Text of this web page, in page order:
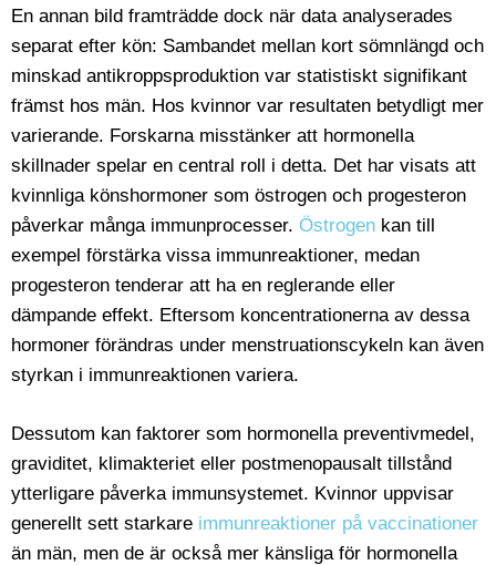
En annan bild framträdde dock när data analyserades
separat efter kön: Sambandet mellan kort sömnlängd och
minskad antikroppsproduktion var statistiskt signifikant
främst hos män. Hos kvinnor var resultaten betydligt mer
varierande. Forskarna misstänker att hormonella
skillnader spelar en central roll i detta. Det har visats att
kvinnliga könshormoner som östrogen och progesteron
påverkar många immunprocesser. Östrogen kan till
exempel förstärka vissa immunreaktioner, medan
progesteron tenderar att ha en reglerande eller
dämpande effekt. Eftersom koncentrationerna av dessa
hormoner förändras under menstruationscykeln kan även
styrkan i immunreaktionen variera.
Dessutom kan faktorer som hormonella preventivmedel,
graviditet, klimakteriet eller postmenopausalt tillstånd
ytterligare påverka immunsystemet. Kvinnor uppvisar
generellt sett starkare immunreaktioner på vaccinationer
än män, men de är också mer känsliga för hormonella